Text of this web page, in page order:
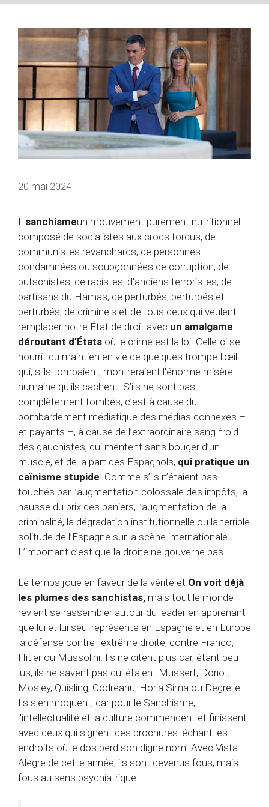
20 mai 2024
Il sanchismeun mouvement purement nutritionnel
composé de socialistes aux crocs tordus, de
communistes revanchards, de personnes
condamnées ou soupçonnées de corruption, de
putschistes, de racistes, d'anciens terroristes, de
partisans du Hamas, de perturbés, perturbés et
perturbés, de criminels et de tous ceux qui veulent
remplacer notre État de droit avec un amalgame
déroutant d’États où le crime est la loi. Celle-ci se
nourrit du maintien en vie de quelques trompe-l'œil
qui, s'ils tombaient, montreraient l'énorme misère
humaine qu'ils cachent. S’ils ne sont pas
complètement tombés, c’est à cause du
bombardement médiatique des médias connexes –
et payants –, à cause de l’extraordinaire sang-froid
des gauchistes, qui mentent sans bouger d’un
muscle, et de la part des Espagnols, qui pratique un
caïnisme stupide. Comme s’ils n’étaient pas
touchés par l’augmentation colossale des impôts, la
hausse du prix des paniers, l’augmentation de la
criminalité, la dégradation institutionnelle ou la terrible
solitude de l’Espagne sur la scène internationale.
L’important c’est que la droite ne gouverne pas.
Le temps joue en faveur de la vérité et On voit déjà
les plumes des sanchistas, mais tout le monde
revient se rassembler autour du leader en apprenant
que lui et lui seul représente en Espagne et en Europe
la défense contre l'extrême droite, contre Franco,
Hitler ou Mussolini. Ils ne citent plus car, étant peu
lus, ils ne savent pas qui étaient Mussert, Doriot,
Mosley, Quisling, Codreanu, Horia Sima ou Degrelle.
Ils s'en moquent, car pour le Sanchisme,
l'intellectualité et la culture commencent et finissent
avec ceux qui signent des brochures léchant les
endroits où le dos perd son digne nom. Avec Vista
Alegre de cette année, ils sont devenus fous, mais
fous au sens psychiatrique.